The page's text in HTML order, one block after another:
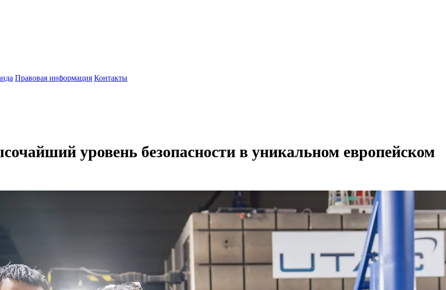
Правовая информация Контакты
уровень безопасности в уникальном европейском